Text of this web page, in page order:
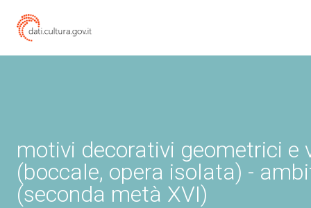
motivi decorativi geometrici e
(boccale, opera isolata) -
(seconda metà XVI)